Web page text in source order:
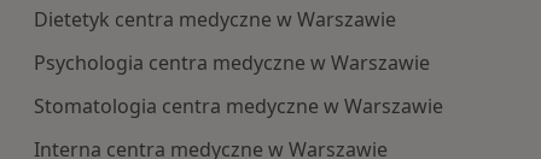
Dietetyk centra medyczne w Warszawie
Psychologia centra medyczne w Warszawie
Stomatologia centra medyczne w Warszawie
Interna centra medyczne w Warszawie